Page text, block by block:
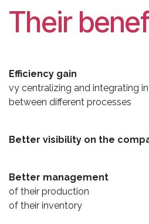
Their
Efficiency gain
vy centralizing and integrating
between different processes
Better visibility on the
Better management
of their production
of their inventory